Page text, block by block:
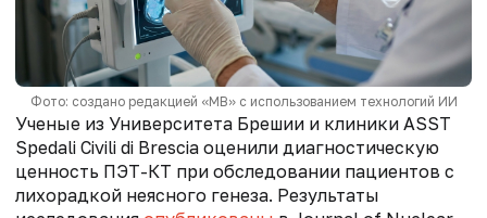
Фото: создано редакцией «МВ» с использованием технологий ИИ
Ученые из Университета Брешии и клиники ASST
Spedali Civili di Brescia оценили диагностическую
ценность ПЭТ-КТ при обследовании пациентов с
лихорадкой неясного генеза. Результаты